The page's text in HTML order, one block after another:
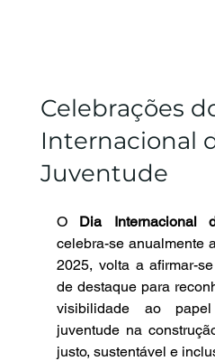
Celebrações
Internacional
Juventude
O Dia Internacional
celebra-se anualmente
2025, volta a afirmar-
de destaque para
visibilidade ao
juventude na
justo, sustentável e